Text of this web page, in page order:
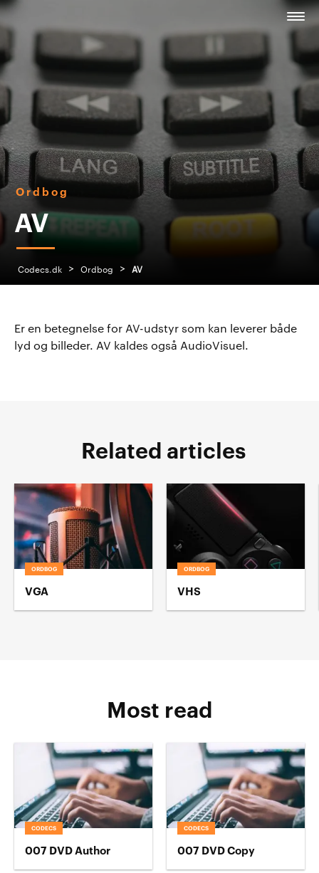
Ordbog
AV
Codecs.dk > Ordbog > AV
Er en betegnelse for AV-udstyr som kan leverer både
lyd og billeder. AV kaldes også AudioVisuel.
Related articles
ORDBOG
VGA
ORDBOG
VHS
Most read
CODECS
007 DVD Author
CODECS
007 DVD Copy